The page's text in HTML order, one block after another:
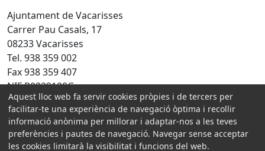
Ajuntament de Vacarisses
Carrer Pau Casals, 17
08233 Vacarisses
Tel. 938 359 002
Fax 938 359 407
NIF P0829100G
Amb la col·laboració de:
Aquest lloc web fa servir cookies pròpies i de tercers per
facilitar-te una experiència de navegació òptima i recollir
informació anònima per millorar i adaptar-nos a les teves
preferències i pautes de navegació. Navegar sense acceptar
les cookies limitarà la visibilitat i funcions del web.